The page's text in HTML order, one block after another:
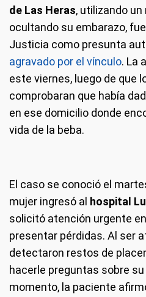
de Las Heras, utilizando
ocultando su embarazo,
Justicia como presunta
agravado por el vínculo. La
este viernes, luego de que
comprobaran que había
en ese domicilio donde
vida de la beba.
El caso se conoció el
mujer ingresó al hospital
solicitó atención urgente
presentar pérdidas. Al ser
detectaron restos de
hacerle preguntas sobre
momento, la paciente